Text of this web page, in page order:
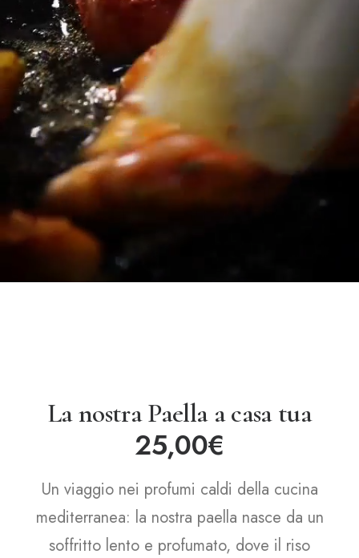
La nostra Paella a casa tua
25,00€
Un viaggio nei profumi caldi della cucina
mediterranea: la nostra paella nasce da un
soffritto lento e profumato, dove il riso